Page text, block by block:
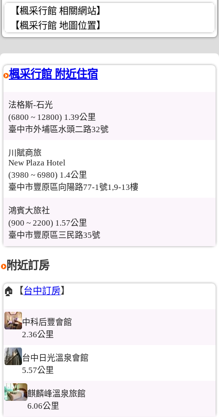
【楓采行館 相關網站】
【楓采行館 地圖位置】
楓采行館 附近住宿
法格斯-石光
(6800 ~ 12800) 1.39公里
臺中市外埔區水頭二路32號
川賦商旅
New Plaza Hotel
(3980 ~ 6980) 1.4公里
臺中市豐原區向陽路77-1號1,9-13樓
鴻賓大旅社
(900 ~ 2200) 1.57公里
臺中市豐原區三民路35號
附近訂房
🏠【台中訂房】
中科后豐會館
2.36公里
台中日光溫泉會館
5.57公里
麒麟峰溫泉旅館
6.06公里